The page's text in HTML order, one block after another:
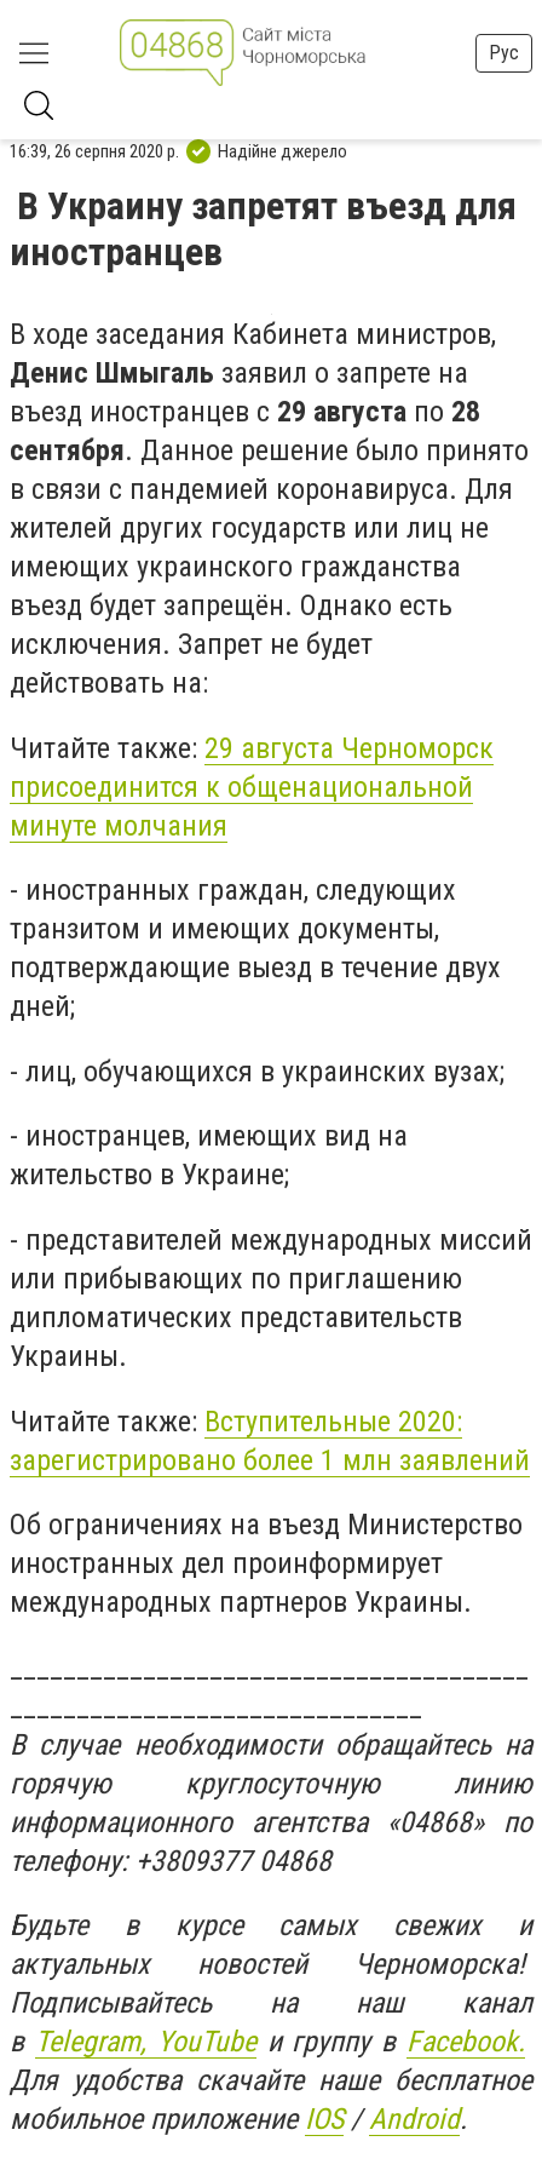
Рус
16:39, 26 серпня 2020 р. Надійне джерело
В Украину запретят въезд для
иностранцев
В ходе заседания Кабинета министров,
Денис Шмыгаль заявил о запрете на
въезд иностранцев с 29 августа по 28
сентября. Данное решение было принято
в связи с пандемией коронавируса. Для
жителей других государств или лиц не
имеющих украинского гражданства
въезд будет запрещён. Однако есть
исключения. Запрет не будет
действовать на:
Читайте также: 29 августа Черноморск
присоединится к общенациональной
минуте молчания
- иностранных граждан, следующих
транзитом и имеющих документы,
подтверждающие выезд в течение двух
дней;
- лиц, обучающихся в украинских вузах;
- иностранцев, имеющих вид на
жительство в Украине;
- представителей международных миссий
или прибывающих по приглашению
дипломатических представительств
Украины.
Читайте также: Вступительные 2020:
зарегистрировано более 1 млн заявлений
Об ограничениях на въезд Министерство
иностранных дел проинформирует
международных партнеров Украины.
В случае необходимости обращайтесь на
горячую круглосуточную линию
информационного агентства «04868» по
телефону: +3809377 04868
Будьте в курсе самых свежих и
актуальных новостей Черноморска!
Подписывайтесь на наш канал
в Telegram, YouTubeи группу в Facebook.
Для удобства скачайте наше бесплатное
мобильное приложение IOS/Android.